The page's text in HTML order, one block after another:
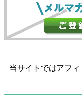
当サイトではアフィ